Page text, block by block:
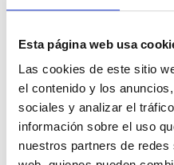
Esta página web usa
Las cookies de este sitio
el contenido y los
sociales y analizar el
información sobre el uso
nuestros partners de